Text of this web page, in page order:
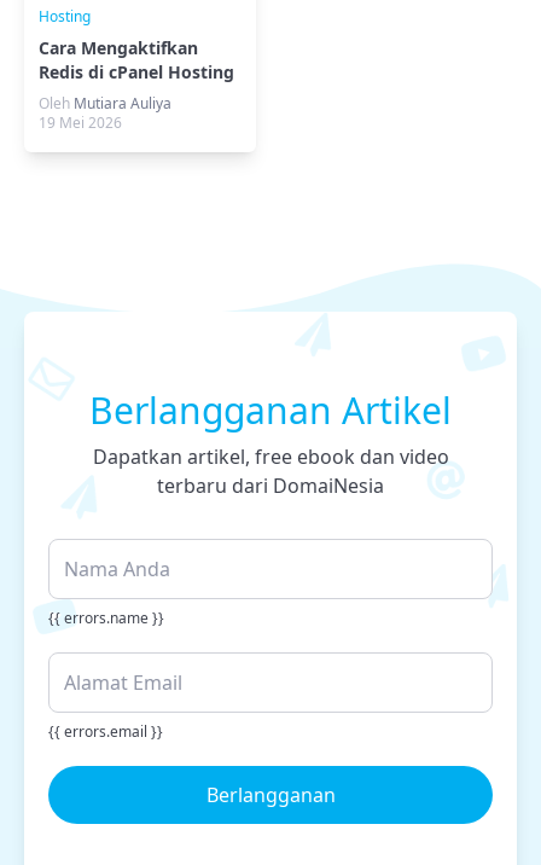
Hosting
Cara Mengaktifkan
Redis di cPanel Hosting
dan Menggunakannya
untuk Website
Oleh Mutiara Auliya
19 Mei 2026
Berlangganan Artikel
Dapatkan artikel, free ebook dan video
terbaru dari DomaiNesia
{{ errors.name }}
{{ errors.email }}
Berlangganan